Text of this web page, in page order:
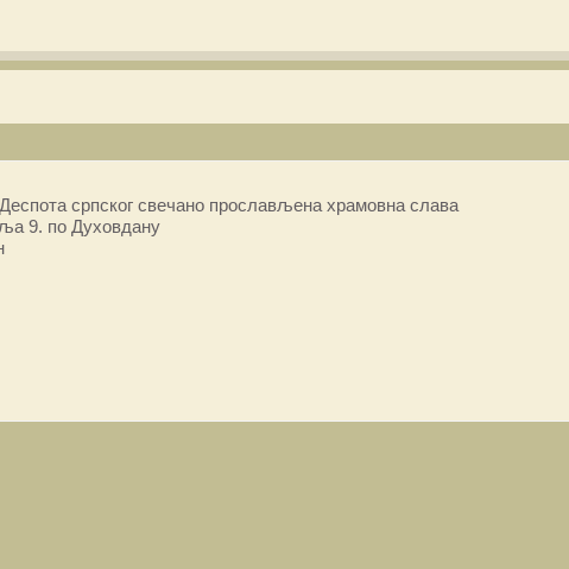
српског свечано прослављена храмовна слава
9. по Духовдану